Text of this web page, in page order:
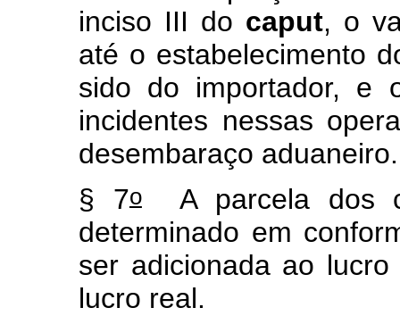
inciso III do caput, o
até o estabelecimento
sido do importador, e
incidentes nessas
desembaraço aduaneiro.
§ 7oA parcela dos
determinado em
ser adicionada ao
lucro real.